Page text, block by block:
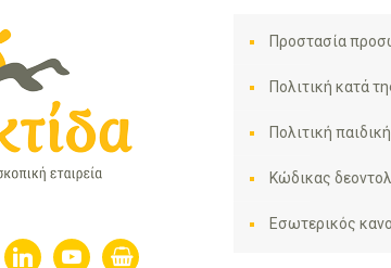
linkedinyoutubeshopping-
Προστασία
Πολιτική κατά
Πολιτική
Κώδικας
Εσωτερικός